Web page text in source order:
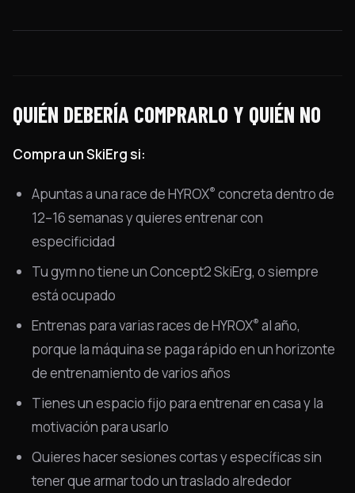
QUIÉN DEBERÍA COMPRARLO Y QUIÉN NO
Compra un SkiErg si:
Apuntas a una race de HYROX® concreta dentro de
12–16 semanas y quieres entrenar con
especificidad
Tu gym no tiene un Concept2 SkiErg, o siempre
está ocupado
Entrenas para varias races de HYROX® al año,
porque la máquina se paga rápido en un horizonte
de entrenamiento de varios años
Tienes un espacio fijo para entrenar en casa y la
motivación para usarlo
Quieres hacer sesiones cortas y específicas sin
tener que armar todo un traslado alrededor